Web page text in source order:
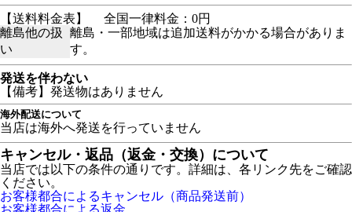
【送料料金表】
全国一律料金：0円
離島他の扱
い
離島・一部地域は追加送料がかかる場合がありま
す。
発送を伴わない
【備考】発送物はありません
海外配送について
当店は海外へ発送を行っていません
キャンセル・返品（返金・交換）について
当店では以下の条件の通りです。詳細は、各リンク先をご確認
ください。
お客様都合によるキャンセル（商品発送前）